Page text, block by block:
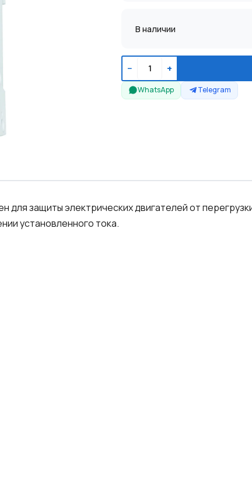
В наличии
− +
WhatsApp Telegram
для защиты электрических двигателей от
установленного тока.